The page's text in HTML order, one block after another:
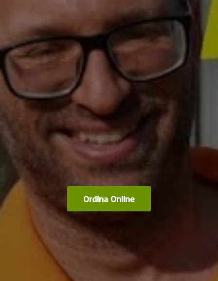
Ordina Online